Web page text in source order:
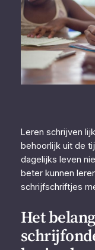
Leren schrijven
behoorlijk uit de
dagelijks leven
beter kunnen
schrijfschriftjes
Het